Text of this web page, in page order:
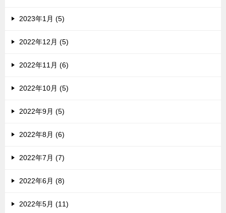
2023年1月 (5)
2022年12月 (5)
2022年11月 (6)
2022年10月 (5)
2022年9月 (5)
2022年8月 (6)
2022年7月 (7)
2022年6月 (8)
2022年5月 (11)